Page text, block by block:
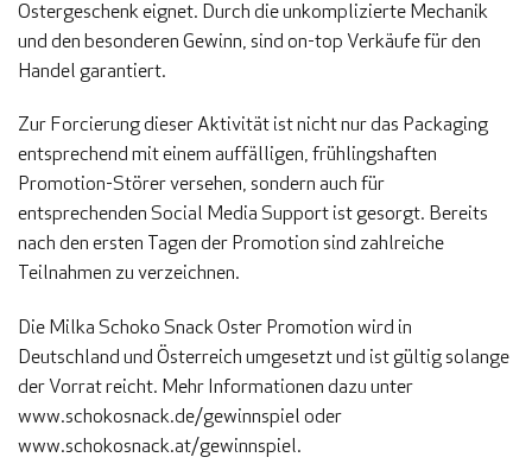
Ostergeschenk eignet. Durch die unkomplizierte Mechanik
und den besonderen Gewinn, sind on-top Verkäufe für den
Handel garantiert.
Zur Forcierung dieser Aktivität ist nicht nur das Packaging
entsprechend mit einem auffälligen, frühlingshaften
Promotion-Störer versehen, sondern auch für
entsprechenden Social Media Support ist gesorgt. Bereits
nach den ersten Tagen der Promotion sind zahlreiche
Teilnahmen zu verzeichnen.
Die Milka Schoko Snack Oster Promotion wird in
Deutschland und Österreich umgesetzt und ist gültig solange
der Vorrat reicht. Mehr Informationen dazu unter
www.schokosnack.de/gewinnspiel oder
www.schokosnack.at/gewinnspiel.